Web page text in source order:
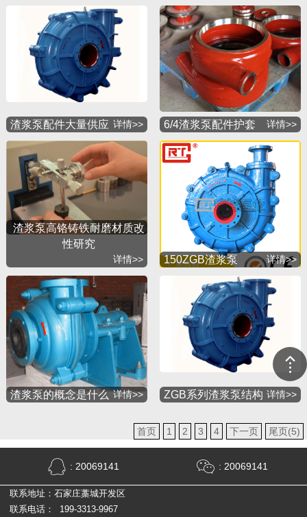
渣浆泵配件大量供应 详情>> 6/4渣浆泵配件护套 详情>>
渣浆泵高铬铸铁耐磨材质改
性研究
详情>> 150ZGB渣浆泵 详情>>
渣浆泵的概念是什么 详情>> ZGB系列渣浆泵结构 详情>>
首页 1 2 3 4 下一页 尾页(5)
: 20069141 : 20069141
联系地址：石家庄藁城开发区
联系电话： 199-3313-9967